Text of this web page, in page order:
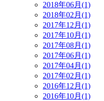
2018年06月(1)
2018年02月(1)
2017年12月(1)
2017年10月(1)
2017年08月(1)
2017年06月(1)
2017年04月(1)
2017年02月(1)
2016年12月(1)
2016年10月(1)